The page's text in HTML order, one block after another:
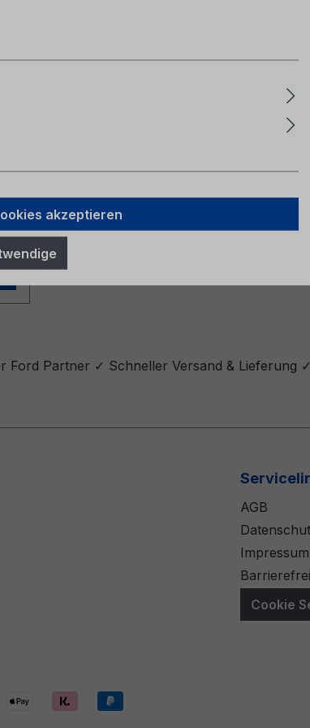
Ford Partner ✓ Schneller Versand & Lieferung
AGB
Impressum
Cookie
akzeptieren